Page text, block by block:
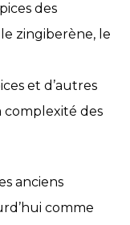
des
zingiberène, le
et d’autres
des
anciens
comme